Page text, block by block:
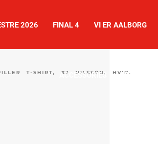
2026 FINAL 4 VI ER AALBORG
ACCESSORIES NEWS
T-SHIRT, #3 NILSSON, HVID,